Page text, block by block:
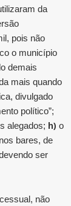
da
pois não
o município
demais
mais quando
divulgado
político”;
alegados; h) o
bares, de
ser
não